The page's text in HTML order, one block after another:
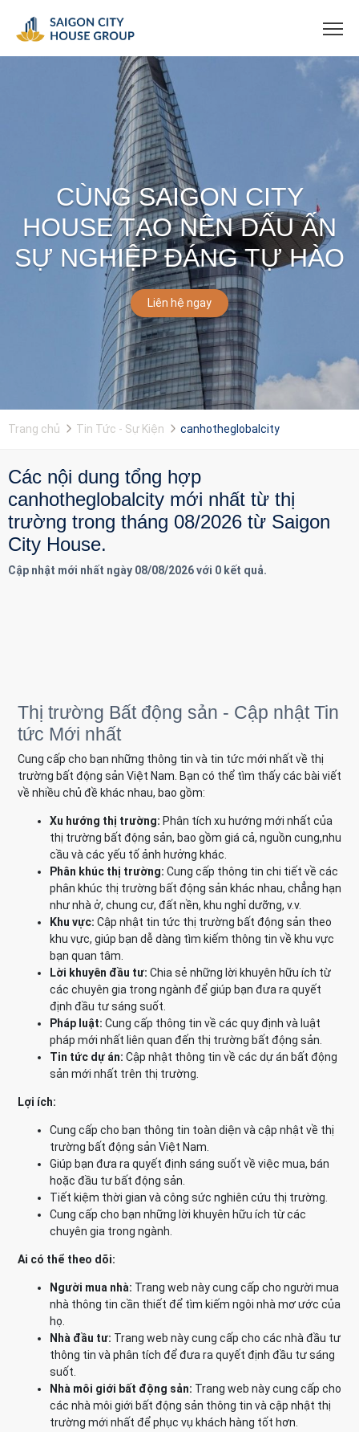
CÙNG SAIGON CITY
HOUSE TẠO NÊN DẤU ẤN
SỰ NGHIỆP ĐÁNG TỰ HÀO
Liên hệ ngay
Trang chủ Tin Tức - Sự Kiện canhotheglobalcity
Các nội dung tổng hợp
canhotheglobalcity mới nhất từ thị
trường trong tháng 08/2026 từ Saigon
City House.
Cập nhật mới nhất ngày 08/08/2026 với 0 kết quả.
Thị trường Bất động sản - Cập nhật Tin
tức Mới nhất
Cung cấp cho bạn những thông tin và tin tức mới nhất về thị
trường bất động sản Việt Nam. Bạn có thể tìm thấy các bài viết
về nhiều chủ đề khác nhau, bao gồm:
Xu hướng thị trường: Phân tích xu hướng mới nhất của
thị trường bất động sản, bao gồm giá cả, nguồn cung,nhu
cầu và các yếu tố ảnh hưởng khác.
Phân khúc thị trường: Cung cấp thông tin chi tiết về các
phân khúc thị trường bất động sản khác nhau, chẳng hạn
như nhà ở, chung cư, đất nền, khu nghỉ dưỡng, v.v.
Khu vực: Cập nhật tin tức thị trường bất động sản theo
khu vực, giúp bạn dễ dàng tìm kiếm thông tin về khu vực
bạn quan tâm.
Lời khuyên đầu tư: Chia sẻ những lời khuyên hữu ích từ
các chuyên gia trong ngành để giúp bạn đưa ra quyết
định đầu tư sáng suốt.
Pháp luật: Cung cấp thông tin về các quy định và luật
pháp mới nhất liên quan đến thị trường bất động sản.
Tin tức dự án: Cập nhật thông tin về các dự án bất động
sản mới nhất trên thị trường.
Lợi ích:
Cung cấp cho bạn thông tin toàn diện và cập nhật về thị
trường bất động sản Việt Nam.
Giúp bạn đưa ra quyết định sáng suốt về việc mua, bán
hoặc đầu tư bất động sản.
Tiết kiệm thời gian và công sức nghiên cứu thị trường.
Cung cấp cho bạn những lời khuyên hữu ích từ các
chuyên gia trong ngành.
Ai có thể theo dõi:
Người mua nhà: Trang web này cung cấp cho người mua
nhà thông tin cần thiết để tìm kiếm ngôi nhà mơ ước của
họ.
Nhà đầu tư: Trang web này cung cấp cho các nhà đầu tư
thông tin và phân tích để đưa ra quyết định đầu tư sáng
suốt.
Nhà môi giới bất động sản: Trang web này cung cấp cho
các nhà môi giới bất động sản thông tin và cập nhật thị
trường mới nhất để phục vụ khách hàng tốt hơn.